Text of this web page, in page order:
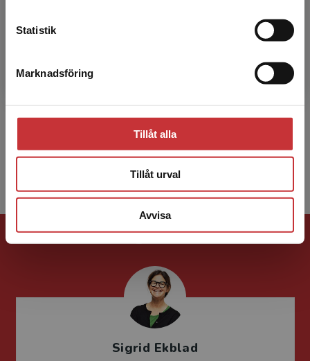
Statistik
Marknadsföring
Tillåt alla
Tillåt urval
Avvisa
Per-Åke Rosvall är doktorand i pedagogiskt
arbete vid Högskolan i Borås. Han undervisar i
främst utifrån u...
Visa alla - 5
Förlagskontakt
Sigrid Ekblad